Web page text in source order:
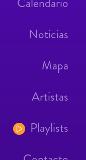
Noticias
Mapa
Artistas
Playlists